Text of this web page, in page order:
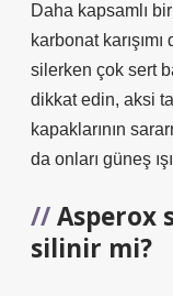
Daha kapsamlı
karbonat
silerken çok sert
dikkat edin, aksi
kapaklarının
da onları güneş
Asperox
silinir mi?